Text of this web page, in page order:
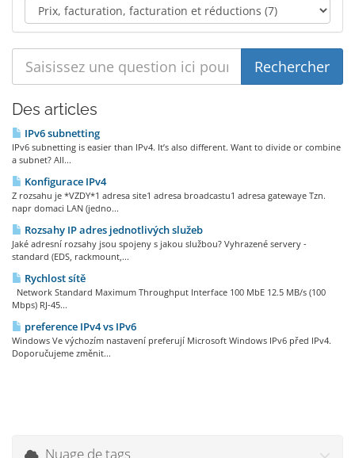
Des articles
IPv6 subnetting
IPv6 subnetting is easier than IPv4. It’s also different. Want to divide or combine
a subnet? All...
Konfigurace IPv4
Z rozsahu je *VZDY*1 adresa site1 adresa broadcastu1 adresa gatewaye Tzn.
napr domaci LAN (jedno...
Rozsahy IP adres jednotlivých služeb
Jaké adresní rozsahy jsou spojeny s jakou službou? Vyhrazené servery -
standard (EDS, rackmount,...
Rychlost sítě
Network Standard Maximum Throughput Interface 100 MbE 12.5 MB/s (100
Mbps) RJ-45...
preference IPv4 vs IPv6
Windows Ve výchozím nastavení preferují Microsoft Windows IPv6 před IPv4.
Doporučujeme změnit...
Nuage de tags